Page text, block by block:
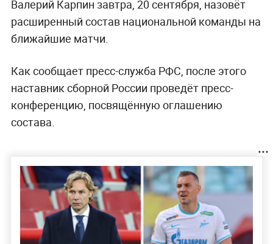
Валерий Карпин завтра, 20 сентября, назовёт
расширенный состав национальной команды на
ближайшие матчи.
Как сообщает пресс-служба РФС, после этого
наставник сборной России проведёт пресс-
конференцию, посвящённую оглашению
состава.